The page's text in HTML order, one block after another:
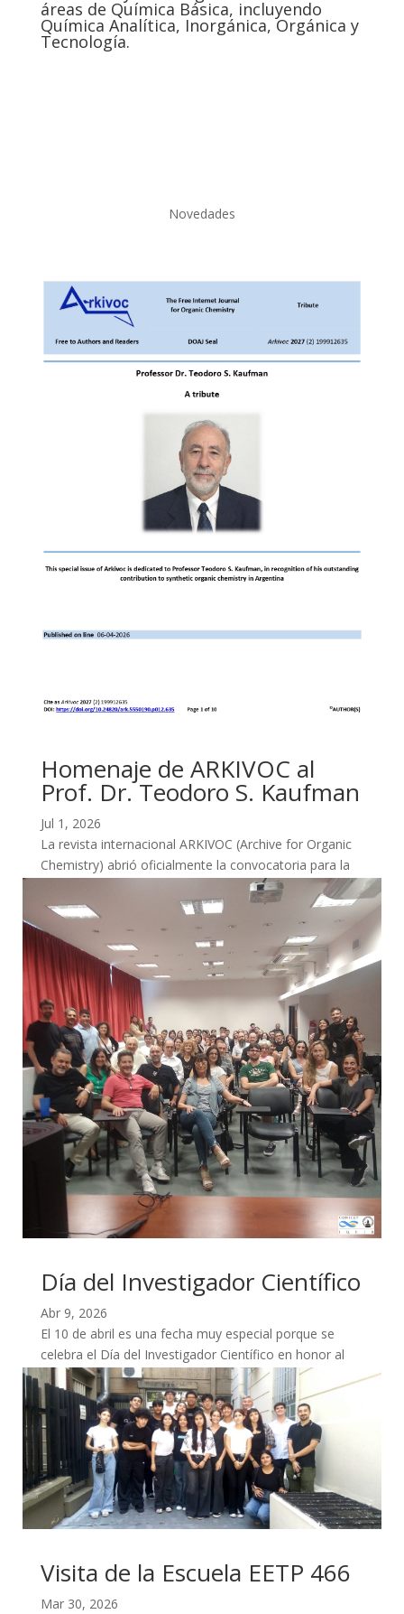
áreas de Química Básica, incluyendo
Química Analítica, Inorgánica, Orgánica y
Tecnología.
Novedades
Homenaje de ARKIVOC al
Prof. Dr. Teodoro S. Kaufman
Jul 1, 2026
La revista internacional ARKIVOC (Archive for Organic
Chemistry) abrió oficialmente la convocatoria para la
recepción de manuscritos destinados...
Día del Investigador Científico
Abr 9, 2026
El 10 de abril es una fecha muy especial porque se
celebra el Día del Investigador Científico en honor al
nacimiento del Dr. Bernardo Houssay...
Visita de la Escuela EETP 466
Mar 30, 2026